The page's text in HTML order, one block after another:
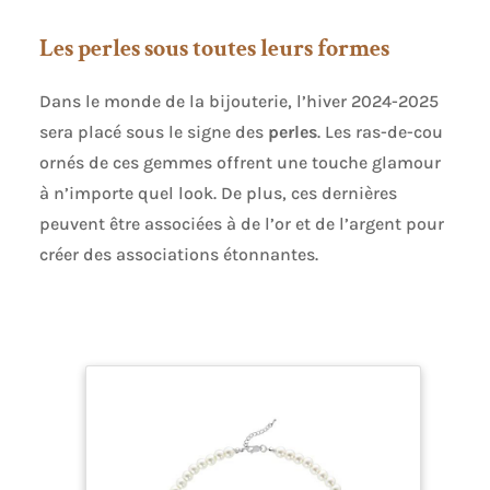
Les perles sous toutes leurs formes
Dans le monde de la bijouterie, l’hiver 2024-2025
sera placé sous le signe des perles. Les ras-de-cou
ornés de ces gemmes offrent une touche glamour
à n’importe quel look. De plus, ces dernières
peuvent être associées à de l’or et de l’argent pour
créer des associations étonnantes.